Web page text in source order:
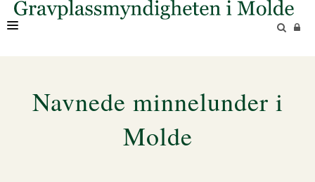
Navnede minnelunder i
Molde